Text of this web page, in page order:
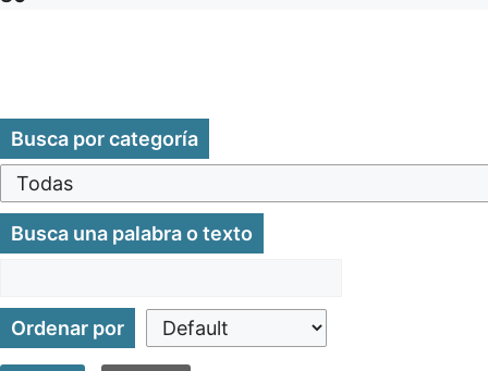
Busca por categoría
Busca una palabra o texto
Ordenar por